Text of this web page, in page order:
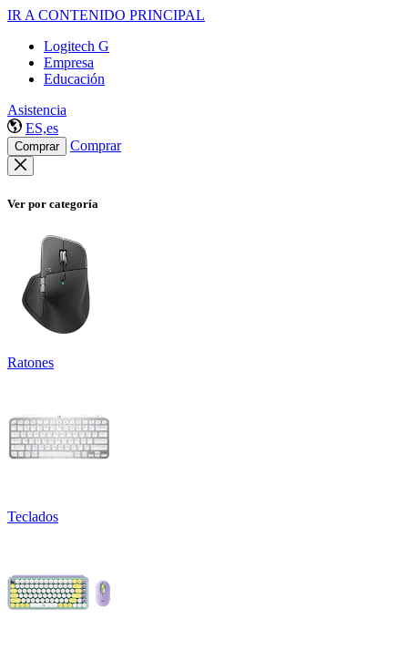
IR A CONTENIDO PRINCIPAL
Logitech G
Empresa
Educación
Asistencia
ES,es
Comprar Comprar
Ver por categoría
Ratones
Teclados